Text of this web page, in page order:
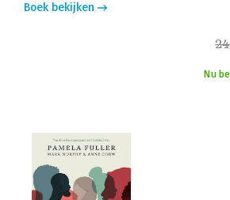
Boek bekijken
Nu